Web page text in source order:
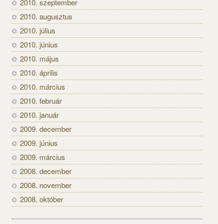
2010. szeptember
2010. augusztus
2010. július
2010. június
2010. május
2010. április
2010. március
2010. február
2010. január
2009. december
2009. június
2009. március
2008. december
2008. november
2008. október